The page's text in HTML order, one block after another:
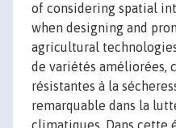
of considering spatial
when designing and
agricultural
de variétés améliorées,
résistantes à la
remarquable dans la
climatiques. Dans cette